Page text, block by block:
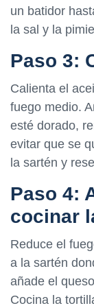
un batidor
la sal y la
Paso 3:
Calienta el
fuego medio.
esté dorado,
evitar que se
la sartén y
Paso 4:
cocinar
Reduce el
a la sartén
añade el
Cocina la